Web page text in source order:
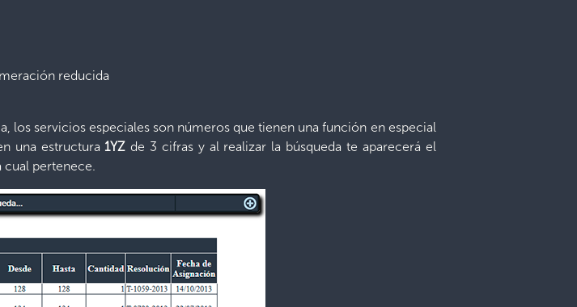
reducida
los servicios especiales son números que tienen una función en especial
una estructura 1YZ de 3 cifras y al realizar la búsqueda te aparecerá el
pertenece.